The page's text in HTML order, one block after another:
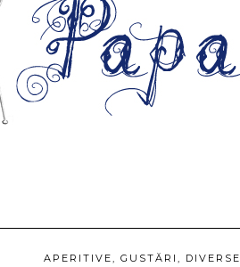
APERITIVE, GUSTĂRI, DIVERSE